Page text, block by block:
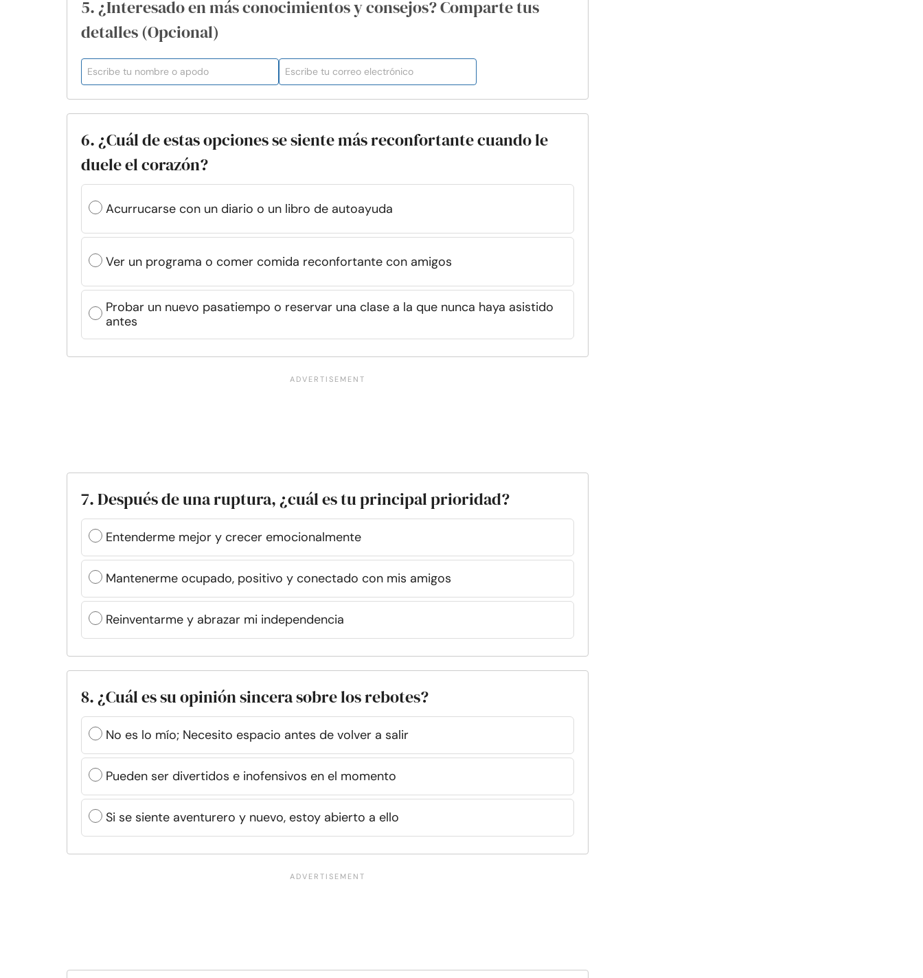
5. ¿Interesado en más conocimientos y consejos? Comparte tus
detalles (Opcional)
6. ¿Cuál de estas opciones se siente más reconfortante cuando le
duele el corazón?
Acurrucarse con un diario o un libro de autoayuda
Ver un programa o comer comida reconfortante con amigos
Probar un nuevo pasatiempo o reservar una clase a la que nunca haya asistido
antes
7. Después de una ruptura, ¿cuál es tu principal prioridad?
Entenderme mejor y crecer emocionalmente
Mantenerme ocupado, positivo y conectado con mis amigos
Reinventarme y abrazar mi independencia
8. ¿Cuál es su opinión sincera sobre los rebotes?
No es lo mío; Necesito espacio antes de volver a salir
Pueden ser divertidos e inofensivos en el momento
Si se siente aventurero y nuevo, estoy abierto a ello